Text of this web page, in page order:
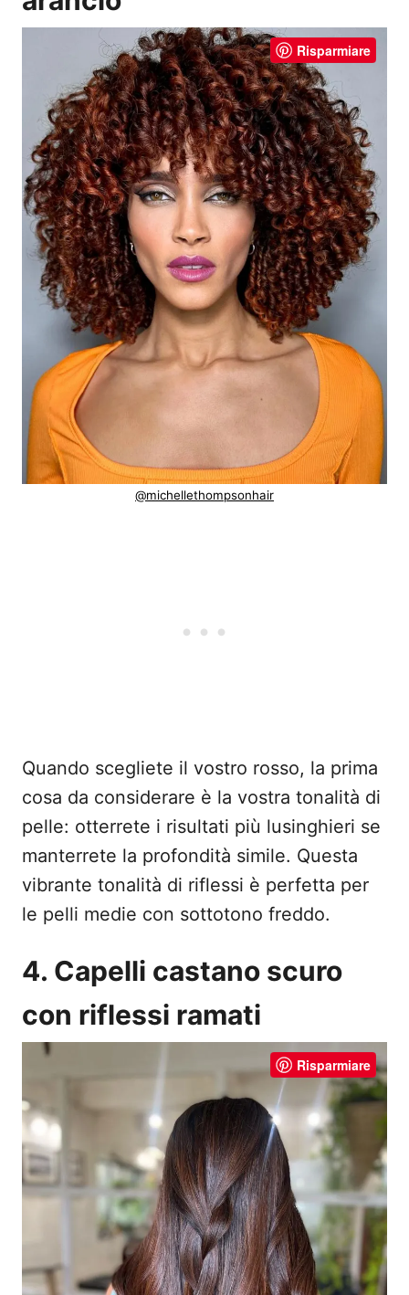
Risparmiare
@michellethompsonhair
Quando scegliete il vostro rosso, la prima
cosa da considerare è la vostra tonalità di
pelle: otterrete i risultati più lusinghieri se
manterrete la profondità simile. Questa
vibrante tonalità di riflessi è perfetta per
le pelli medie con sottotono freddo.
4. Capelli castano scuro
con riflessi ramati
Risparmiare